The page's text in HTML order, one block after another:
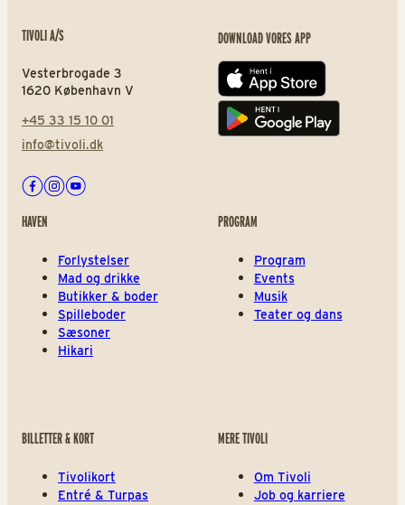
TIVOLI A/S
Vesterbrogade 3
1620 København V
+45 33 15 10 01
info@tivoli.dk
Facebook
Instagram
Youtube
DOWNLOAD VORES APP
App store
Play store
HAVEN
Forlystelser
Mad og drikke
Butikker & boder
Spilleboder
Sæsoner
Hikari
PROGRAM
Program
Events
Musik
Teater og dans
BILLETTER & KORT
Tivolikort
Entré & Turpas
MERE TIVOLI
Om Tivoli
Job og karriere